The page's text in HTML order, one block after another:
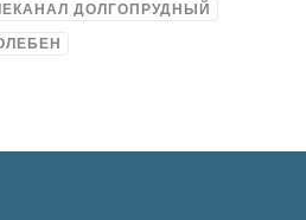
ДОЛГОПРУДНЫЙ